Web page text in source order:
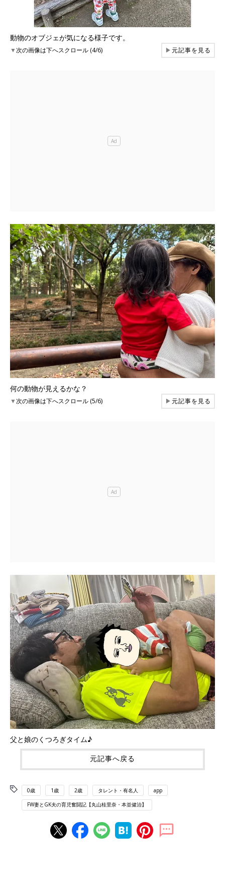
動物のオブジェが気になる様子です。
▼次の画像は下へスクロール (4/6) ▶元記事を見る
何の動物が見えるかな？
▼次の画像は下へスクロール (5/6) ▶元記事を見る
父と娘のくつろぎタイム♪
元記事へ戻る
0歳 1歳 2歳 タレント・有名人 app
FW妻とGK夫の育児奮闘記【丸山桂里奈・本並健治】